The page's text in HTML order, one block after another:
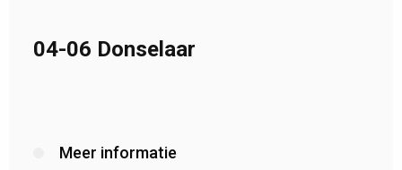
04-06 Donselaar
Meer informatie